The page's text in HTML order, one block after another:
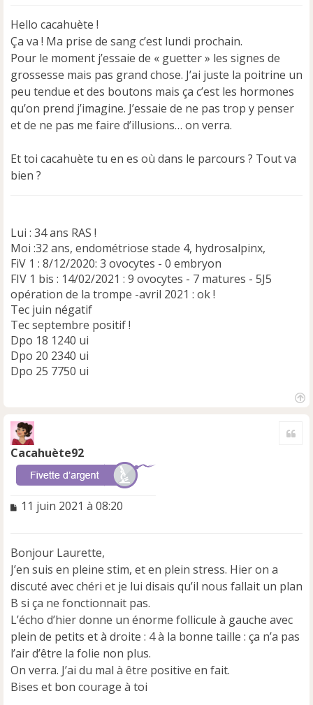
a
g
e
n
o
n
l
u
Hello cacahuète !
Ça va ! Ma prise de sang c’est lundi prochain.
Pour le moment j’essaie de « guetter » les signes de
grossesse mais pas grand chose. J’ai juste la poitrine un
peu tendue et des boutons mais ça c’est les hormones
qu’on prend j’imagine. J’essaie de ne pas trop y penser
et de ne pas me faire d’illusions… on verra.
Et toi cacahuète tu en es où dans le parcours ? Tout va
bien ?
Lui : 34 ans RAS !
Moi :32 ans, endométriose stade 4, hydrosalpinx,
FiV 1 : 8/12/2020: 3 ovocytes - 0 embryon
FIV 1 bis : 14/02/2021 : 9 ovocytes - 7 matures - 5J5
opération de la trompe -avril 2021 : ok !
Tec juin négatif
Tec septembre positif !
Dpo 18 1240 ui
Dpo 20 2340 ui
Dpo 25 7750 ui
Cacahuète92
M
a
g
e
n
o
n
l
u
11 juin 2021 à 08:20
Bonjour Laurette,
J’en suis en pleine stim, et en plein stress. Hier on a
discuté avec chéri et je lui disais qu’il nous fallait un plan
B si ça ne fonctionnait pas.
L’écho d’hier donne un énorme follicule à gauche avec
plein de petits et à droite : 4 à la bonne taille : ça n’a pas
l’air d’être la folie non plus.
On verra. J’ai du mal à être positive en fait.
Bises et bon courage à toi